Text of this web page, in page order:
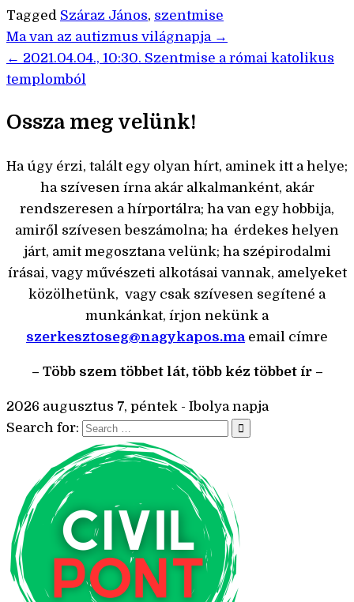
Tagged Száraz János, szentmise
Bejegyzés
navigáció
Ma van az autizmus világnapja →
← 2021.04.04., 10:30. Szentmise a római katolikus
templomból
Ossza meg velünk!
Ha úgy érzi, talált egy olyan hírt, aminek itt a helye;
ha szívesen írna akár alkalmanként, akár
rendszeresen a hírportálra; ha van egy hobbija,
amiről szívesen beszámolna; ha érdekes helyen
járt, amit megosztana velünk; ha szépirodalmi
írásai, vagy művészeti alkotásai vannak, amelyeket
közölhetünk, vagy csak szívesen segítené a
munkánkat, írjon nekünk a
szerkesztoseg@nagykapos.ma email címre
– Több szem többet lát, több kéz többet ír –
2026 augusztus 7, péntek - Ibolya napja
Search for: